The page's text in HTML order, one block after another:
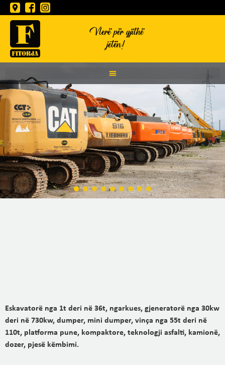
Vlerë për gjithë
jetën!
Eskavatorë nga 1t deri në 36t, ngarkues, gjeneratorë nga 30kw
deri në 730kw, dumper, mini dumper, vinça nga 55t deri në
110t, platforma pune, kompaktore, teknologji asfalti, kamionë,
dozer, pjesë këmbimi.